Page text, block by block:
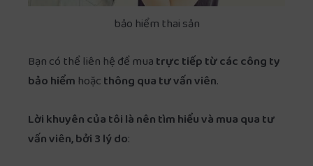
bảo hiểm thai sản
Bạn có thể liên hệ để muatrực tiếp từ các công ty
bảo hiểmhoặcthông qua tư vấn viên.
Lời khuyên của tôi là nên tìm hiểu và mua qua tư
vấn viên, bởi 3 lý do: